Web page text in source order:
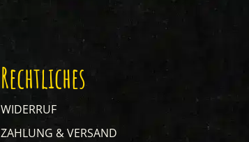
Rechtliches
WIDERRUF
ZAHLUNG & VERSAND